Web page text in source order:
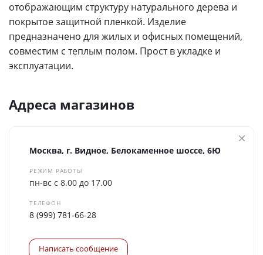
отображающим структуру натурального дерева и
покрытое защитной пленкой. Изделие
предназначено для жилых и офисных помещений,
совместим с теплым полом. Прост в укладке и
эксплуатации.
Адреса магазинов
Москва, г. Видное, Белокаменное шоссе, 6Ю
РЕЖИМ РАБОТЫ
пн-вс с 8.00 до 17.00
ТЕЛЕФОН
8 (999) 781-66-28
Написать сообщение